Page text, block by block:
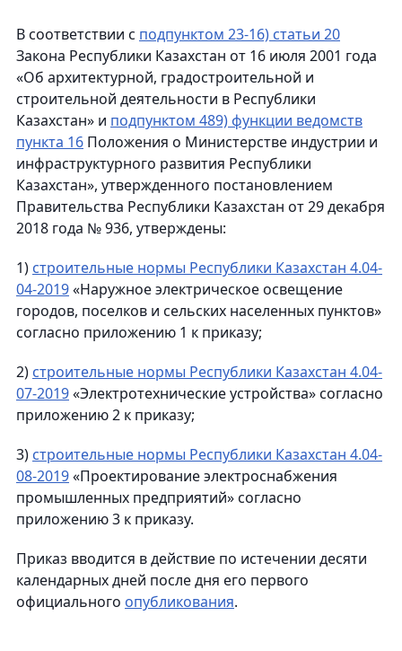
В соответствии с подпунктом 23-16) статьи 20
Закона Республики Казахстан от 16 июля 2001 года
«Об архитектурной, градостроительной и
строительной деятельности в Республики
Казахстан» и подпунктом 489) функции ведомств
пункта 16 Положения о Министерстве индустрии и
инфраструктурного развития Республики
Казахстан», утвержденного постановлением
Правительства Республики Казахстан от 29 декабря
2018 года № 936, утверждены:
1) строительные нормы Республики Казахстан 4.04-
04-2019«Наружное электрическое освещение
городов, поселков и сельских населенных пунктов»
согласно приложению 1 к приказу;
2) строительные нормы Республики Казахстан 4.04-
07-2019«Электротехнические устройства» согласно
приложению 2 к приказу;
3) строительные нормы Республики Казахстан 4.04-
08-2019«Проектирование электроснабжения
промышленных предприятий» согласно
приложению 3 к приказу.
Приказ вводится в действие по истечении десяти
календарных дней после дня его первого
официального опубликования.